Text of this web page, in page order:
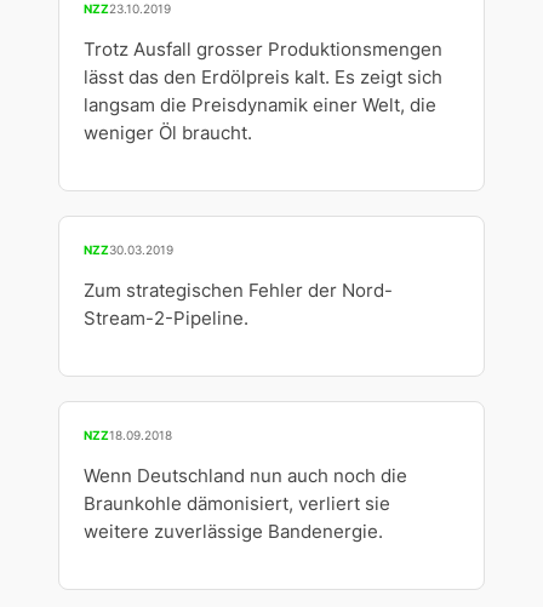
NZZ23.10.2019
Trotz Ausfall grosser Produktionsmengen
lässt das den Erdölpreis kalt. Es zeigt sich
langsam die Preisdynamik einer Welt, die
weniger Öl braucht.
NZZ30.03.2019
Zum strategischen Fehler der Nord-
Stream-2-Pipeline.
NZZ18.09.2018
Wenn Deutschland nun auch noch die
Braunkohle dämonisiert, verliert sie
weitere zuverlässige Bandenergie.